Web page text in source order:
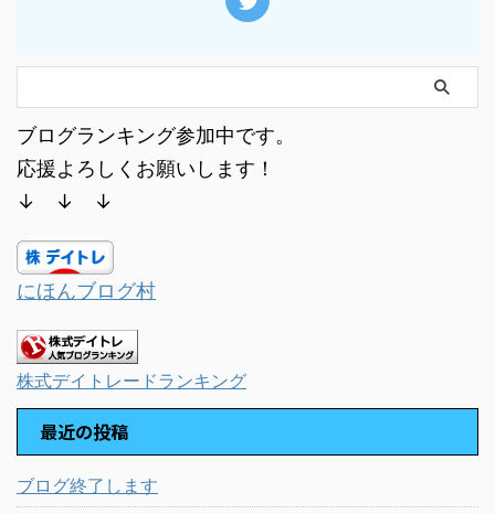
ブログランキング参加中です。
応援よろしくお願いします！
↓ ↓ ↓
にほんブログ村
株式デイトレードランキング
最近の投稿
ブログ終了します